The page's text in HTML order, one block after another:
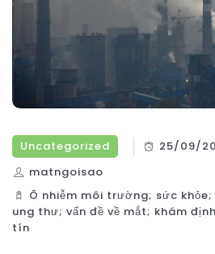
Uncategorized
25/09/
matngoisao
Ô nhiễm môi trường; sức
ung thư; vấn đề về mắt; khám
tín